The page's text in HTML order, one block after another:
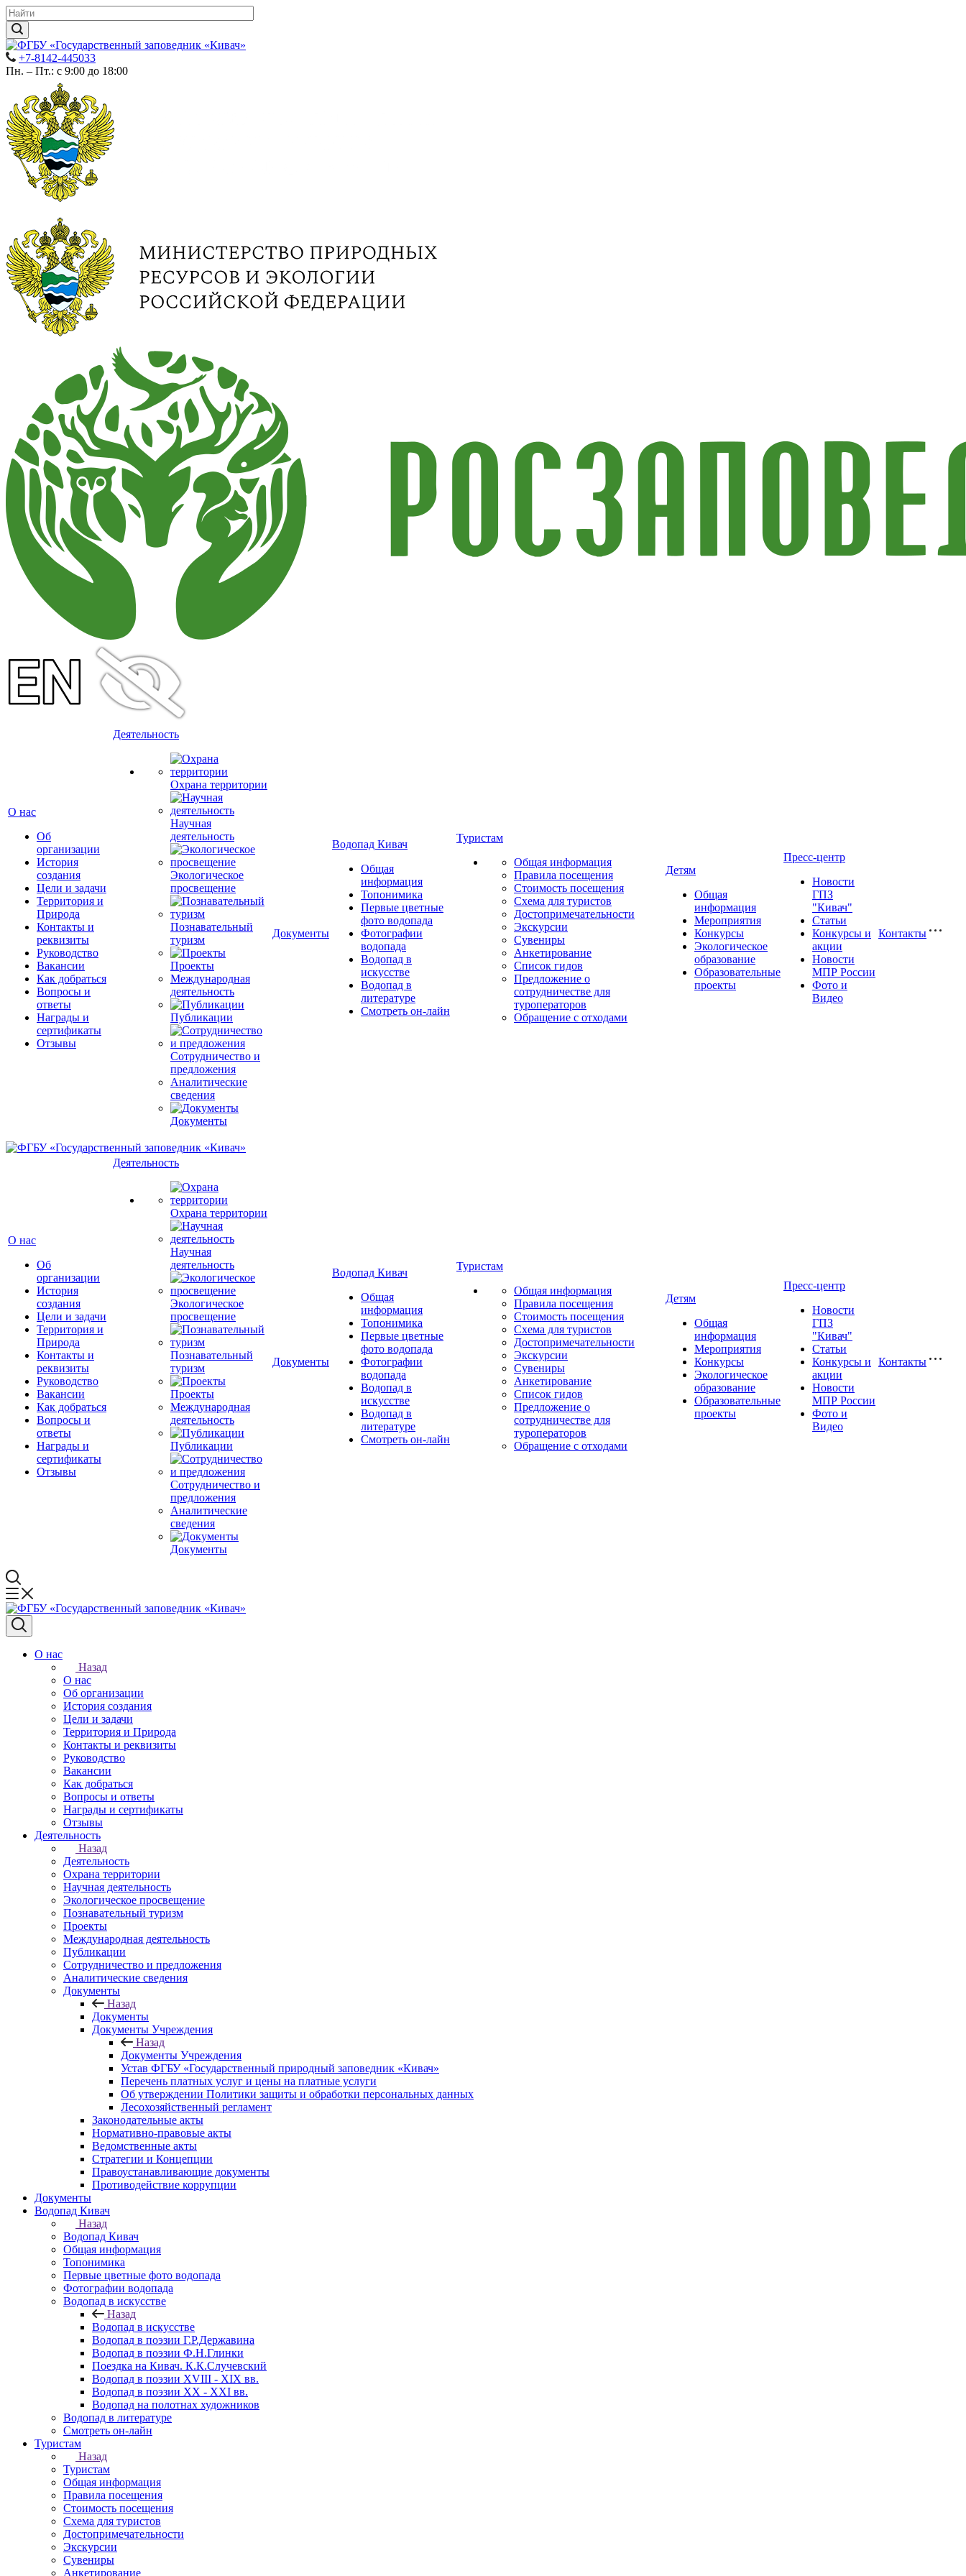
+7-8142-445033
Пн. – Пт.: с 9:00 до 18:00
О нас
Об
организации
История
создания
Цели и задачи
Территория и
Природа
Контакты и
реквизиты
Руководство
Вакансии
Как добраться
Вопросы и
ответы
Награды и
сертификаты
Отзывы
Деятельность
Охрана территории
Научная
деятельность
Экологическое
просвещение
Познавательный
туризм
Проекты
Международная
деятельность
Публикации
Сотрудничество и
предложения
Аналитические
сведения
Документы
Документы
Водопад Кивач
Общая
информация
Топонимика
Первые цветные
фото водопада
Фотографии
водопада
Водопад в
искусстве
Водопад в
литературе
Смотреть он-лайн
Туристам
Общая информация
Правила посещения
Стоимость посещения
Схема для туристов
Достопримечательности
Экскурсии
Сувениры
Анкетирование
Список гидов
Предложение о
сотрудничестве для
туроператоров
Обращение с отходами
Детям
Общая
информация
Мероприятия
Конкурсы
Экологическое
образование
Образовательные
проекты
Пресс-центр
Новости
ГПЗ
"Кивач"
Статьи
Конкурсы и
акции
Новости
МПР России
Фото и
Видео
Контакты
О нас
Об
организации
История
создания
Цели и задачи
Территория и
Природа
Контакты и
реквизиты
Руководство
Вакансии
Как добраться
Вопросы и
ответы
Награды и
сертификаты
Отзывы
Деятельность
Охрана территории
Научная
деятельность
Экологическое
просвещение
Познавательный
туризм
Проекты
Международная
деятельность
Публикации
Сотрудничество и
предложения
Аналитические
сведения
Документы
Документы
Водопад Кивач
Общая
информация
Топонимика
Первые цветные
фото водопада
Фотографии
водопада
Водопад в
искусстве
Водопад в
литературе
Смотреть он-лайн
Туристам
Общая информация
Правила посещения
Стоимость посещения
Схема для туристов
Достопримечательности
Экскурсии
Сувениры
Анкетирование
Список гидов
Предложение о
сотрудничестве для
туроператоров
Обращение с отходами
Детям
Общая
информация
Мероприятия
Конкурсы
Экологическое
образование
Образовательные
проекты
Пресс-центр
Новости
ГПЗ
"Кивач"
Статьи
Конкурсы и
акции
Новости
МПР России
Фото и
Видео
Контакты
О нас
Назад
О нас
Об организации
История создания
Цели и задачи
Территория и Природа
Контакты и реквизиты
Руководство
Вакансии
Как добраться
Вопросы и ответы
Награды и сертификаты
Отзывы
Деятельность
Назад
Деятельность
Охрана территории
Научная деятельность
Экологическое просвещение
Познавательный туризм
Проекты
Международная деятельность
Публикации
Сотрудничество и предложения
Аналитические сведения
Документы
Назад
Документы
Документы Учреждения
Назад
Документы Учреждения
Устав ФГБУ «Государственный природный заповедник «Кивач»
Перечень платных услуг и цены на платные услуги
Об утверждении Политики защиты и обработки персональных данных
Лесохозяйственный регламент
Законодательные акты
Нормативно-правовые акты
Ведомственные акты
Стратегии и Концепции
Правоустанавливающие документы
Противодействие коррупции
Документы
Водопад Кивач
Назад
Водопад Кивач
Общая информация
Топонимика
Первые цветные фото водопада
Фотографии водопада
Водопад в искусстве
Назад
Водопад в искусстве
Водопад в поэзии Г.Р.Державина
Водопад в поэзии Ф.Н.Глинки
Поездка на Кивач. К.К.Случевский
Водопад в поэзии XVIII - XIX вв.
Водопад в поэзии XX - XXI вв.
Водопад на полотнах художников
Водопад в литературе
Смотреть он-лайн
Туристам
Назад
Туристам
Общая информация
Правила посещения
Стоимость посещения
Схема для туристов
Достопримечательности
Экскурсии
Сувениры
Анкетирование